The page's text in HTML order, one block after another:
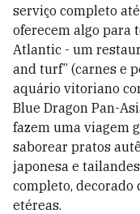
serviço completo
oferecem algo para
Atlantic - um
and turf” (carnes e
aquário vitoriano
Blue Dragon Pan-
fazem uma viagem
saborear pratos
japonesa e
completo, decorado
etéreas.